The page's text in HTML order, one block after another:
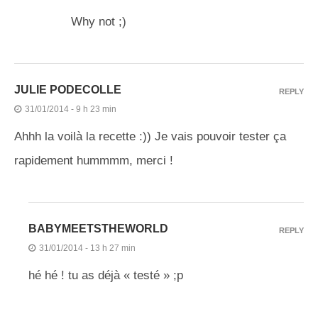
Why not ;)
JULIE PODECOLLE
31/01/2014 - 9 h 23 min
Ahhh la voilà la recette :)) Je vais pouvoir tester ça
rapidement hummmm, merci !
REPLY
BABYMEETSTHEWORLD
31/01/2014 - 13 h 27 min
hé hé ! tu as déjà « testé » ;p
REPLY